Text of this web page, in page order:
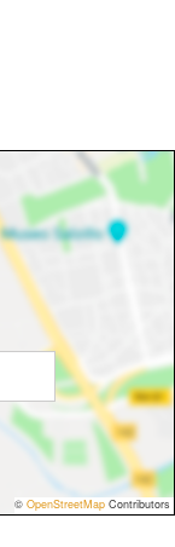
© OpenStreetMap Contributors